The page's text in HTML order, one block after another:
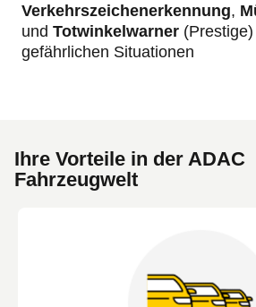
Verkehrszeichen­erkennung,
und Totwinkel­warner
gefährlichen Situationen
Ihre Vorteile in der ADAC
Fahrzeugwelt